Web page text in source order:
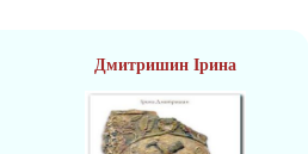
Дмитришин Ірина